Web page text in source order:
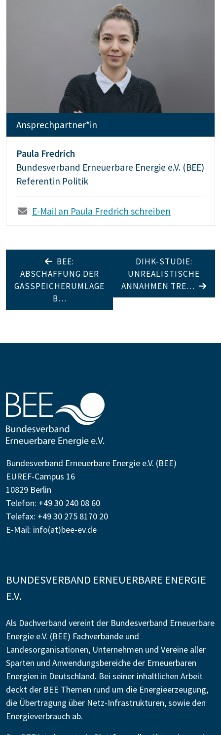
Ansprechpartner*in
Paula Fredrich
Bundesverband Erneuerbare Energie e.V. (BEE)
Referentin Politik
E-Mail an Paula Fredrich schreiben
BEE:
ABSCHAFFUNG DER
GASSPEICHERUMLAGE
B…
DIHK-STUDIE:
UNREALISTISCHE
ANNAHMEN TRE…
Bundesverband Erneuerbare Energie e.V. (BEE)
EUREF-Campus 16
10829 Berlin
Telefon: +49 30 240 08 60
Telefax: +49 30 275 8170 20
E-Mail: info(at)bee-ev.de
BUNDESVERBAND ERNEUERBARE ENERGIE
E.V.
Als Dachverband vereint der Bundesverband Erneuerbare
Energie e.V. (BEE) Fachverbände und
Landesorganisationen, Unternehmen und Vereine aller
Sparten und Anwendungsbereiche der Erneuerbaren
Energien in Deutschland. Bei seiner inhaltlichen Arbeit
deckt der BEE Themen rund um die Energieerzeugung,
die Übertragung über Netz-Infrastrukturen, sowie den
Energieverbrauch ab.